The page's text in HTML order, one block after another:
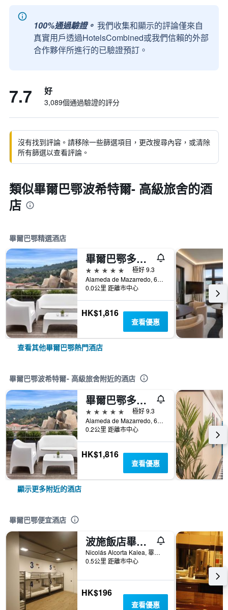
100%通過驗證。 我們收集和顯示的評論僅來自
真實用戶透過HotelsCombined或我們信賴的外部
合作夥伴所進行的已驗證預訂。
7.7 好
3,089個通過驗證的評分
沒有找到評論。請移除一些篩選項目，更改搜尋內容，或清除
所有篩選以查看評論。
類似畢爾巴鄂波希特爾- 高級旅舍的酒
店
畢爾巴鄂精選酒店
畢爾巴鄂多蒙大酒店 - 畢爾巴鄂
5星級
極好 9.3
Alameda de Mazarredo, 61, 畢爾巴鄂, 比斯開省, 西班牙
0.0公里 距離市中心
HK$1,816
查看優惠
查看其他畢爾巴鄂熱門酒店
畢爾巴鄂波希特爾- 高級旅舍附近的酒店
畢爾巴鄂多蒙大酒店 - 畢爾巴鄂
5星級
極好 9.3
Alameda de Mazarredo, 61, 畢爾巴鄂, 比斯開省, 西班牙
0.2公里 距離市中心
HK$1,816
查看優惠
顯示更多附近的酒店
畢爾巴鄂便宜酒店
波施飯店畢爾巴都會青年旅舍
Nicolás Alcorta Kalea, 畢爾巴鄂, 比斯開省, 西班牙
0.5公里 距離市中心
HK$196
查看優惠